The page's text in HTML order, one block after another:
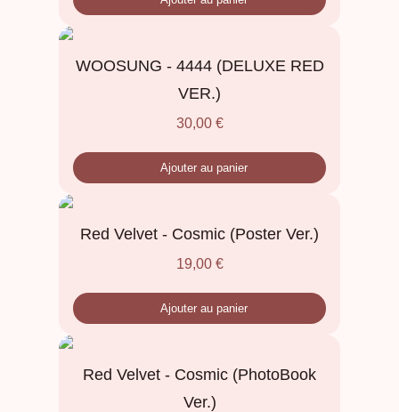
WOOSUNG - 4444 (DELUXE RED
VER.)
30,00 €
Ajouter au panier
Red Velvet - Cosmic (Poster Ver.)
19,00 €
Ajouter au panier
Red Velvet - Cosmic (PhotoBook
Ver.)